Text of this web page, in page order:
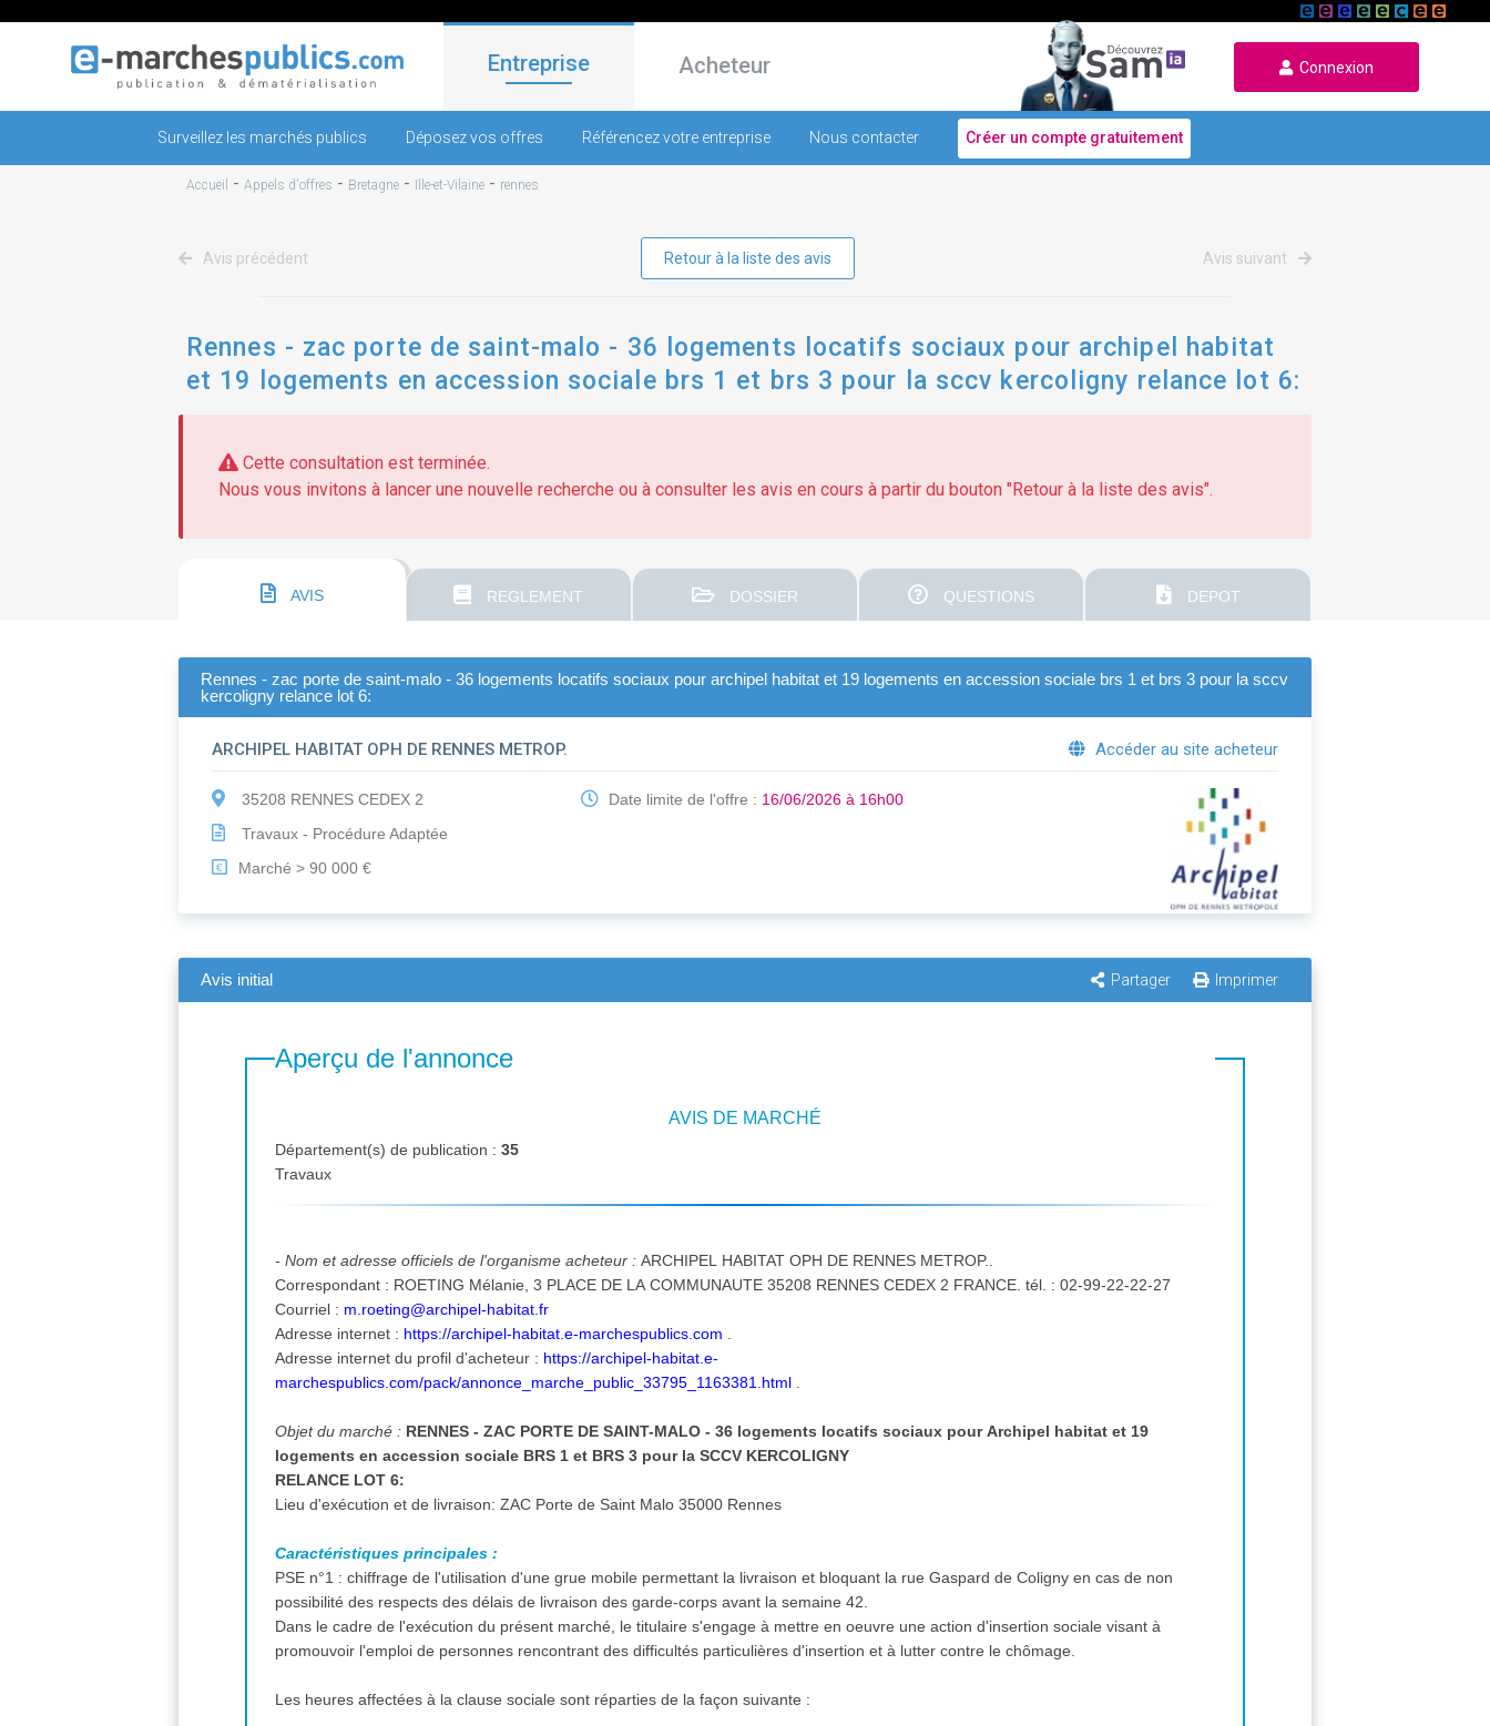
Entreprise Acheteur Connexion
Surveillez les marchés publics Déposez vos offres Référencez votre entreprise Nous contacter Créer un compte gratuitement
Accueil - Appels d'offres - Bretagne - Ille-et-Vilaine - rennes
Avis précédent Retour à la liste des avis Avis suivant
Rennes - zac porte de saint-malo - 36 logements locatifs sociaux pour archipel habitat
et 19 logements en accession sociale brs 1 et brs 3 pour la sccv kercoligny relance lot 6:
Cette consultation est terminée.
Nous vous invitons à lancer une nouvelle recherche ou à consulter les avis en cours à partir du bouton "Retour à la liste des avis".
AVIS REGLEMENT DOSSIER QUESTIONS DEPOT
Rennes - zac porte de saint-malo - 36 logements locatifs sociaux pour archipel habitat et 19 logements en accession sociale brs 1 et brs 3 pour la sccv
kercoligny relance lot 6:
ARCHIPEL HABITAT OPH DE RENNES METROP. Accéder au site acheteur
35208 RENNES CEDEX 2
Travaux - Procédure Adaptée
€ Marché > 90 000 €
Date limite de l'offre : 16/06/2026 à 16h00
Avis initial Partager Imprimer
Aperçu de l'annonce
AVIS DE MARCHÉ
Département(s) de publication :35
Travaux
- Nom et adresse officiels de l'organisme acheteur :ARCHIPEL HABITAT OPH DE RENNES METROP..
Correspondant : ROETING Mélanie, 3 PLACE DE LA COMMUNAUTE 35208 RENNES CEDEX 2 FRANCE. tél. : 02-99-22-22-27
Courriel : m.roeting@archipel-habitat.fr
Adresse internet : https://archipel-habitat.e-marchespublics.com
Adresse internet du profil d'acheteur : https://archipel-habitat.e-
marchespublics.com/pack/annonce_marche_public_33795_1163381.html
Objet du marché : RENNES - ZAC PORTE DE SAINT-MALO - 36 logements locatifs sociaux pour Archipel habitat et 19
logements en accession sociale BRS 1 et BRS 3 pour la SCCV KERCOLIGNY
RELANCE LOT 6:
Lieu d'exécution et de livraison: ZAC Porte de Saint Malo 35000 Rennes
Caractéristiques principales :
PSE n°1 : chiffrage de l'utilisation d'une grue mobile permettant la livraison et bloquant la rue Gaspard de Coligny en cas de non
possibilité des respects des délais de livraison des garde-corps avant la semaine 42.
Dans le cadre de l'exécution du présent marché, le titulaire s'engage à mettre en oeuvre une action d'insertion sociale visant à
promouvoir l'emploi de personnes rencontrant des difficultés particulières d'insertion et à lutter contre le chômage.
Les heures affectées à la clause sociale sont réparties de la façon suivante :